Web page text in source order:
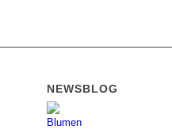
NEWSBLOG